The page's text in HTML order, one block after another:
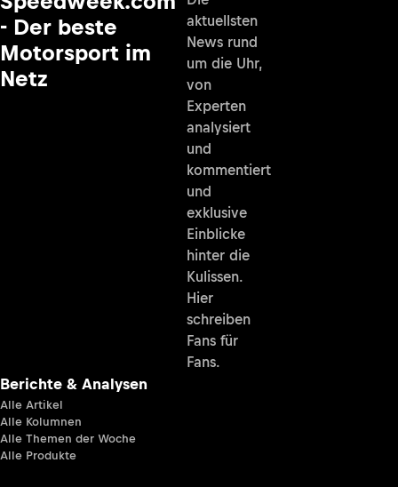
- Der beste
Motorsport im
Netz
aktuellsten
News rund
um die Uhr,
von
Experten
analysiert
und
kommentiert
und
exklusive
Einblicke
hinter die
Kulissen.
Hier
schreiben
Fans für
Fans.
Berichte & Analysen
Alle Artikel
Alle Kolumnen
Alle Themen der Woche
Alle Produkte